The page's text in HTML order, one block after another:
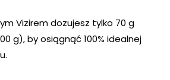
Vizirem dozujesz tylko 70 g
g), by osiągnąć 100% idealnej